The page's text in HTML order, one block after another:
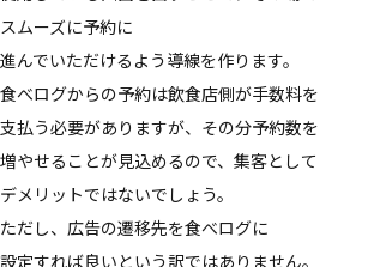
スムーズに​予約に​
進んでいただけるよう導線を​作ります。
食べログからの​予約は​飲食店側が​手数料を​
支払う​必要が​ありますが、​その​分予約数を​
増やせる​ことが​見込めるので、​集客と​して​
デメリットではないでしょう。
ただし、​広告の​遷移先を​食べログに​
設定すれば​良いと​いう​訳では​ありません。